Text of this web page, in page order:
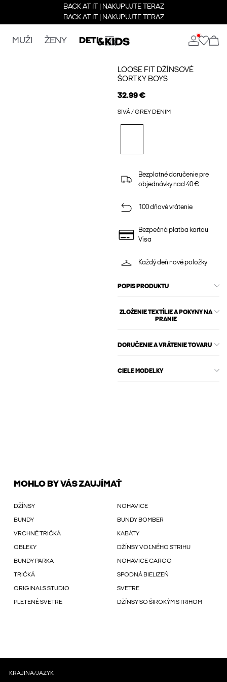
BACK AT IT | NAKUPUJTE TERAZ
BACK AT IT | NAKUPUJTE TERAZ
MUŽI ŽENY DETI
LOOSE FIT DŽÍNSOVÉ
ŠORTKY BOYS
32.99 €
SIVÁ / GREY DENIM
Bezplatné doručenie pre
objednávky nad 40 €
100 dňové vrátenie
Bezpečná platba kartou
Visa
Každý deň nové položky
POPIS PRODUKTU
ZLOŽENIE TEXTÍLIE A POKYNY NA
PRANIE
DORUČENIE A VRÁTENIE TOVARU
CIELE MODELKY
MOHLO BY VÁS ZAUJÍMAŤ
DŽÍNSY NOHAVICE
BUNDY BUNDY BOMBER
VRCHNÉ TRIČKÁ KABÁTY
OBLEKY DŽÍNSY VOĽNÉHO STRIHU
BUNDY PARKA NOHAVICE CARGO
TRIČKÁ SPODNÁ BIELIZEŇ
ORIGINALS STUDIO SVETRE
PLETENÉ SVETRE DŽÍNSY SO ŠIROKÝM STRIHOM
KRAJINA/JAZYK